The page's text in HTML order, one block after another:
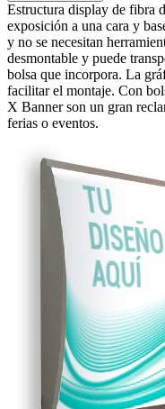
Estructura display de fibra
exposición a una cara y
y no se necesitan
desmontable y puede
bolsa que incorpora. La
facilitar el montaje. Con
X Banner son un gran
ferias o eventos.